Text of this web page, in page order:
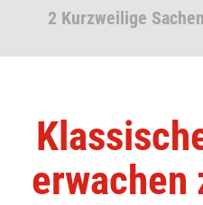
2 Kurzweilige
erwachen